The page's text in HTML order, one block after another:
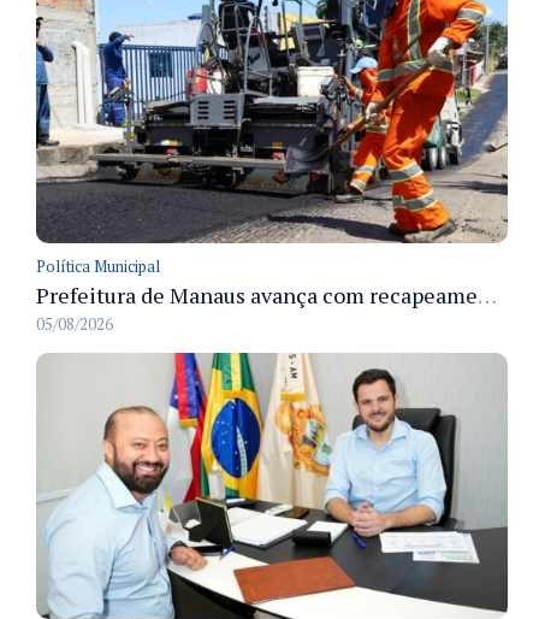
Política Municipal
Prefeitura de Manaus avança com recapeamento no Parque Rio Solimões e cobre cerca de 30 ruas
05/08/2026